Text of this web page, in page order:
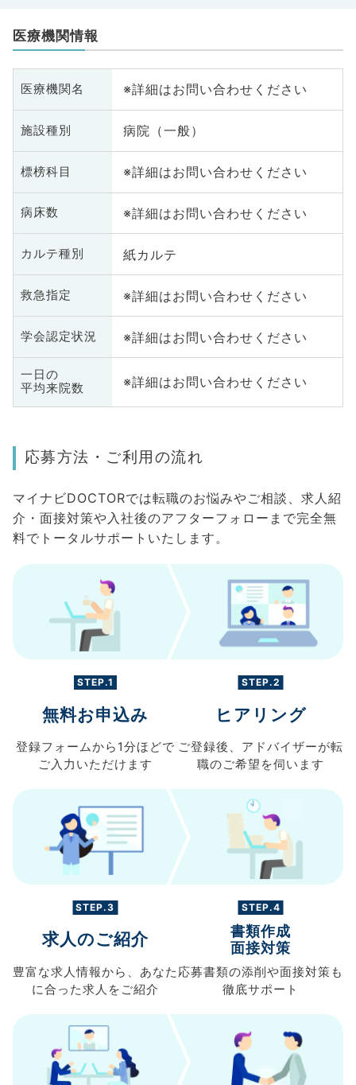
医療機関情報
医療機関名 ※詳細はお問い合わせください
施設種別 病院（一般）
標榜科目 ※詳細はお問い合わせください
病床数 ※詳細はお問い合わせください
カルテ種別 紙カルテ
救急指定 ※詳細はお問い合わせください
学会認定状況 ※詳細はお問い合わせください
一日の
平均来院数
※詳細はお問い合わせください
応募方法・ご利用の流れ
マイナビDOCTORでは転職のお悩みやご相談、求人紹
介・面接対策や入社後のアフターフォローまで完全無
料でトータルサポートいたします。
STEP.1
無料お申込み
登録フォームから 1分ほどで
ご入力 いただけます
STEP.2
ヒアリング
ご登録後、 アドバイザーが転
職のご希望を伺います
STEP.3
求人のご紹介
豊富な求人情報から、 あなた
に合った求人を ご紹介
STEP.4
書類作成
面接対策
応募書類の添削や面接対策も
徹底サポート